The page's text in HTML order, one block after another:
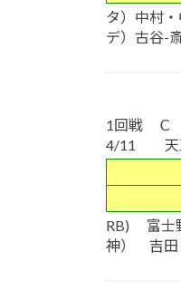
タ）中村
デ）古
1回戦 Ｃ
4/11 天
RB) 富
神） 吉